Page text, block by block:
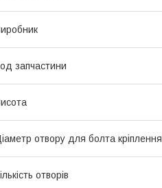
запчастини
отвору для болта кріплення
отворів